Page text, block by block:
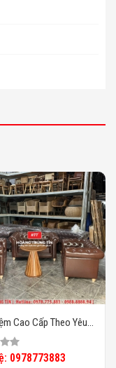
Cao Cấp Theo Yêu
0978773883